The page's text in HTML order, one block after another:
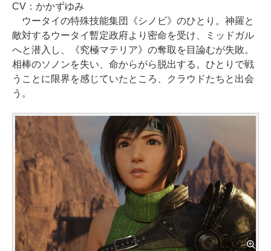
CV：かかずゆみ
ウータイの特殊技能集団《シノビ》のひとり。神羅と
敵対するウータイ暫定政府より密命を受け、ミッドガル
へと潜入し、《究極マテリア》の奪取を目論むが失敗。
相棒のソノンを失い、命からがら脱出する。ひとりで戦
うことに限界を感じていたところ、クラウドたちと出会
う。